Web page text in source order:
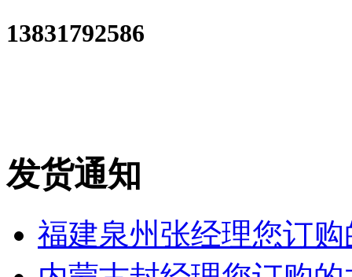
13831792586
发货通知
福建泉州张经理您订